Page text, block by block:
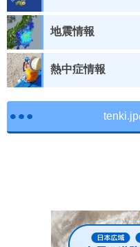
地震情報
熱中症情報